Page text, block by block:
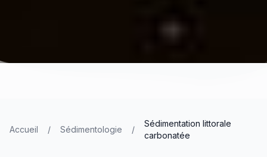
Accueil / Sédimentologie /
Sédimentation littorale
carbonatée